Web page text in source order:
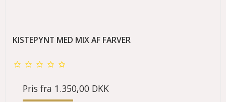
KISTEPYNT MED MIX AF FARVER
Pris fra 1.350,00 DKK